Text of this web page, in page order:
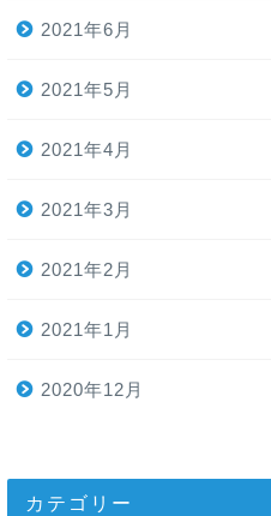
2021年6月
2021年5月
2021年4月
2021年3月
2021年2月
2021年1月
2020年12月
カテゴリー